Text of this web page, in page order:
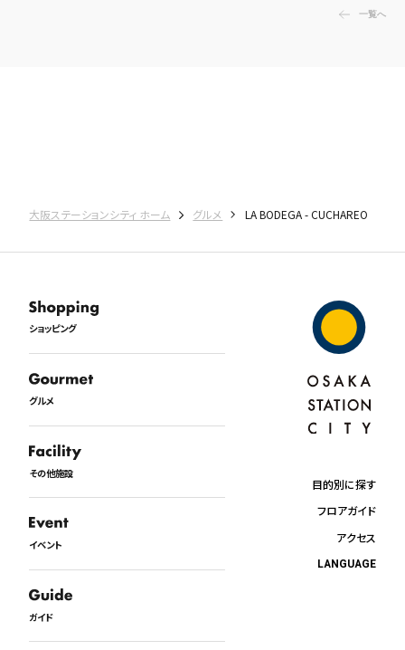
一覧へ
大阪ステーションシティ ホーム グルメ LA BODEGA - CUCHAREO
ショッピング
グルメ
その他施設
イベント
ガイド
目的別に探す
フロアガイド
アクセス
LANGUAGE